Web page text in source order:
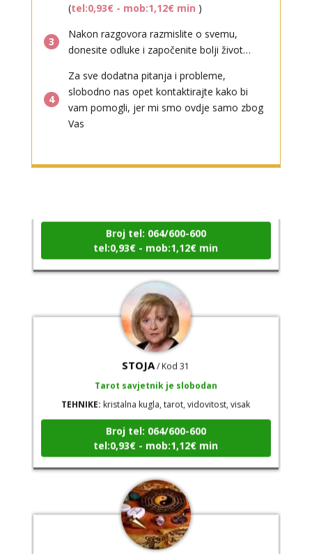
(tel:0,93€ - mob:1,12€ min )
3
Nakon razgovora razmislite o svemu,
donesite odluke i započenite bolji život…
4
Za sve dodatna pitanja i probleme,
slobodno nas opet kontaktirajte kako bi
vam pomogli, jer mi smo ovdje samo zbog
Vas
tel:0,93€ - mob:1,12€ min
STOJA/ Kod 31
Tarot savjetnik je slobodan
TEHNIKE:kristalna kugla, tarot, vidovitost, visak
Broj tel: 064/600-600
tel:0,93€ - mob:1,12€ min
AZRA/ Kod 02